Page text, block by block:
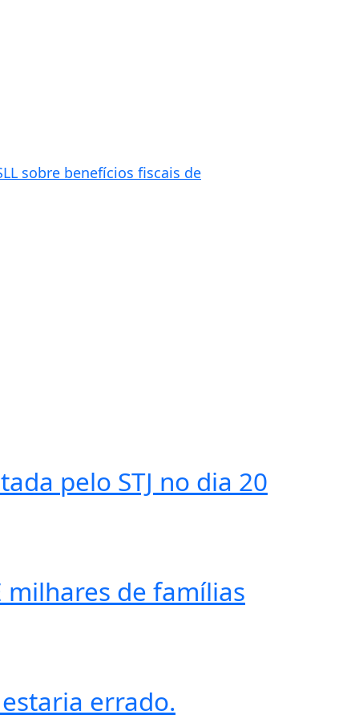
sobre benefícios fiscais de
pelo STJ no dia 20
milhares de famílias
errado.